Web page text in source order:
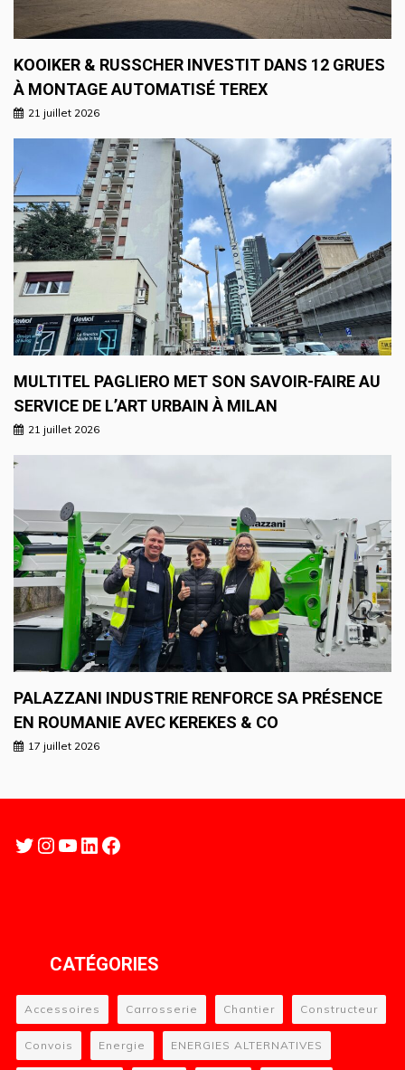
KOOIKER & RUSSCHER INVESTIT DANS 12 GRUES
À MONTAGE AUTOMATISÉ TEREX
21 juillet 2026
MULTITEL PAGLIERO MET SON SAVOIR-FAIRE AU
SERVICE DE L’ART URBAIN À MILAN
21 juillet 2026
PALAZZANI INDUSTRIE RENFORCE SA PRÉSENCE
EN ROUMANIE AVEC KEREKES & CO
17 juillet 2026
Twitter
Instagram
YouTube
LinkedIn
Facebook
CATÉGORIES
Accessoires Carrosserie Chantier Constructeur
Convois Energie ENERGIES ALTERNATIVES